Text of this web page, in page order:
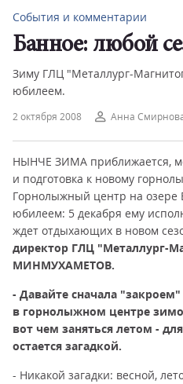
2 октября 2008 Анна
События и комментарии
Банное: любой
Зиму ГЛЦ "Металлург-
юбилеем.
НЫНЧЕ ЗИМА приближается,
и подготовка к новому
Горнолыжный центр на озере
юбилеем: 5 декабря ему
ждет отдыхающих в новом
директор ГЛЦ "Металлург-
МИНМУХАМЕТОВ.
- Давайте сначала
в горнолыжном центре
вот чем заняться летом -
остается загадкой.
- Никакой загадки: весной,